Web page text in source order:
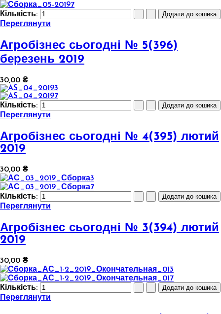
Кількість:
Переглянути
Агробізнес сьогодні № 5(396)
березень 2019
30,00 ₴
Кількість:
Переглянути
Агробізнес сьогодні № 4(395) лютий
2019
30,00 ₴
Кількість:
Переглянути
Агробізнес сьогодні № 3(394) лютий
2019
30,00 ₴
Кількість:
Переглянути